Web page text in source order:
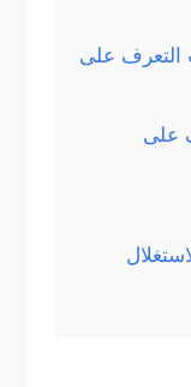
التعرف على
على